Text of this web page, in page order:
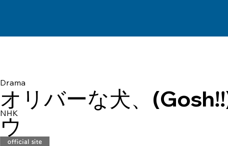
オリバーな犬、
ウ
NHK
Drama
official site